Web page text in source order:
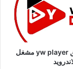
تحميل تطبيق yw player مشغل